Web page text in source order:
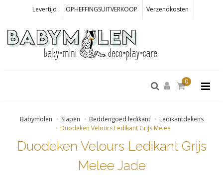
Levertijd OPHEFFINGSUITVERKOOP Verzendkosten
0
Babymolen Slapen Beddengoed ledikant
Ledikantdekens
Duodeken Velours Ledikant Grijs Melee
Duodeken Velours Ledikant Grijs
Melee Jade